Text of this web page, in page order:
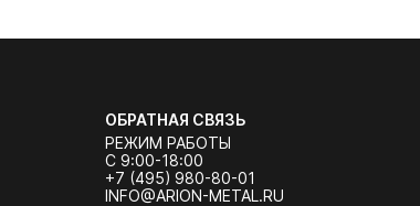
ОБРАТНАЯ СВЯЗЬ
РЕЖИМ РАБОТЫ
С 9:00-18:00
+7 (495) 980-80-01
INFO@ARION-METAL.RU